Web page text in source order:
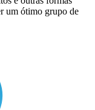
um ótimo grupo de